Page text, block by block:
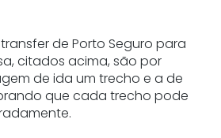
de Porto Seguro para
citados acima, são por
de ida um trecho e a de
que cada trecho pode